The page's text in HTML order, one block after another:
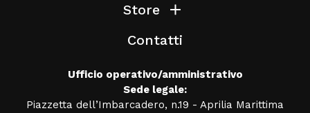
Store
Contatti
Ufficio operativo/amministrativo
Sede legale:
Piazzetta dell’Imbarcadero, n.19 - Aprilia Marittima